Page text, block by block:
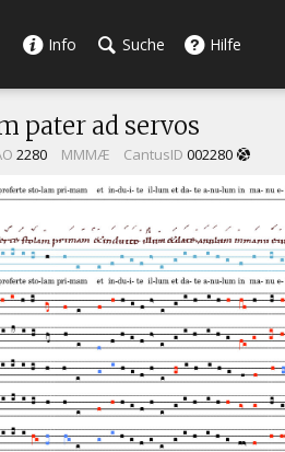
Info Suche Hilfe
pater ad servos
2280 MMMÆ CantusID 002280